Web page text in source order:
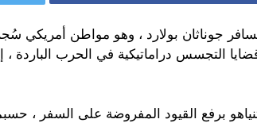
التجسس دراماتيكية في الحرب الباردة ،
برفع القيود المفروضة على السفر ،